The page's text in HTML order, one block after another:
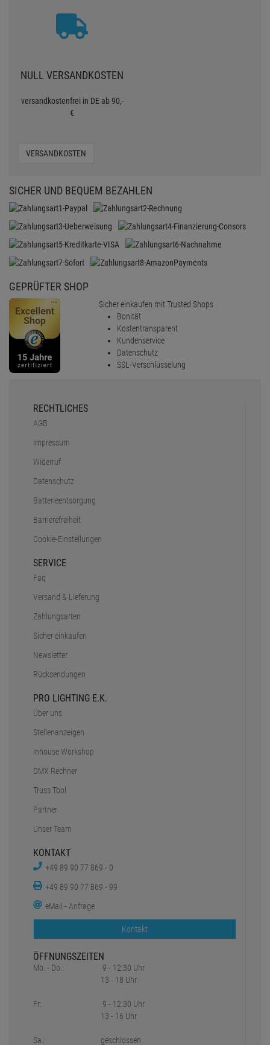
NULL VERSANDKOSTEN
versandkostenfrei in DE ab 90,-
€
VERSANDKOSTEN
SICHER UND BEQUEM BEZAHLEN
GEPRÜFTER SHOP
Sicher einkaufen mit Trusted Shops
Bonität
Kostentransparent
Kundenservice
Datenschutz
SSL-Verschlüsselung
RECHTLICHES
AGB
Impressum
Widerruf
Datenschutz
Batterieentsorgung
Barrierefreiheit
Cookie-Einstellungen
SERVICE
Faq
Versand & Lieferung
Zahlungsarten
Sicher einkaufen
Newsletter
Rücksendungen
PRO LIGHTING E.K.
Über uns
Stellenanzeigen
Inhouse Workshop
DMX Rechner
Truss Tool
Partner
Unser Team
KONTAKT
+49 89 90 77 869 - 0
+49 89 90 77 869 - 99
eMail - Anfrage
Kontakt
ÖFFNUNGSZEITEN
Mo. - Do.:
Fr:
Sa.:
9 - 12:30 Uhr
13 - 18 Uhr
9 - 12:30 Uhr
13 - 16 Uhr
geschlossen